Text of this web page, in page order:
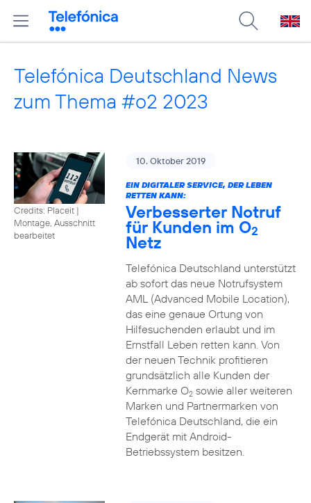
Telefónica Deutschland News
zum Thema #o2 2023
Credits: Placeit |
Montage, Ausschnitt
bearbeitet
10. Oktober 2019
EIN DIGITALER SERVICE, DER LEBEN
RETTEN KANN:
Verbesserter Notruf
für Kunden im O2
Netz
Telefónica Deutschland unterstützt
ab sofort das neue Notrufsystem
AML (Advanced Mobile Location),
das eine genaue Ortung von
Hilfesuchenden erlaubt und im
Ernstfall Leben retten kann. Von
der neuen Technik profitieren
grundsätzlich alle Kunden der
Kernmarke O2sowie aller weiteren
Marken und Partnermarken von
Telefónica Deutschland, die ein
Endgerät mit Android-
Betriebssystem besitzen.